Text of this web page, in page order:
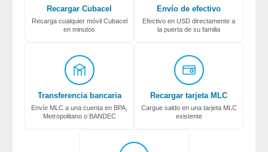
Recargar Cubacel
Recarga cualquier móvil Cubacel
en minutos
Envío de efectivo
Efectivo en USD directamente a
la puerta de su familia
Transferencia bancaria
Envíe MLC a una cuenta en BPA,
Metropolitano o BANDEC
Recargar tarjeta MLC
Cargue saldo en una tarjeta MLC
existente